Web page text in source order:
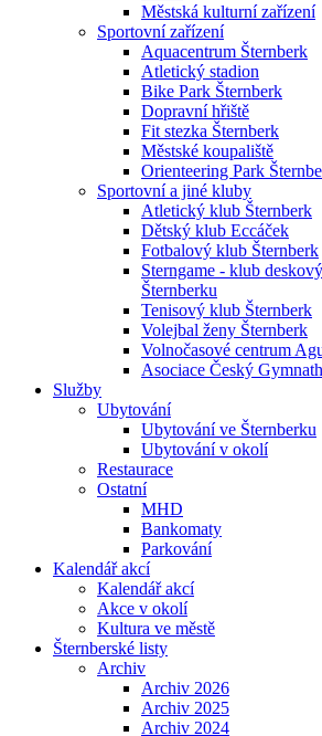
Městská kulturní zařízení
Sportovní zařízení
Aquacentrum Šternberk
Atletický stadion
Bike Park Šternberk
Dopravní hřiště
Fit stezka Šternberk
Městské koupaliště
Orienteering Park
Sportovní a jiné kluby
Atletický klub Šternberk
Dětský klub Eccáček
Fotbalový klub Šternberk
Sterngame - klub
Šternberku
Tenisový klub Šternberk
Volejbal ženy Šternberk
Volnočasové centrum
Asociace Český
Služby
Ubytování
Ubytování ve Šternberku
Ubytování v okolí
Restaurace
Ostatní
MHD
Bankomaty
Parkování
Kalendář akcí
Kalendář akcí
Akce v okolí
Kultura ve městě
Šternberské listy
Archiv
Archiv 2026
Archiv 2025
Archiv 2024